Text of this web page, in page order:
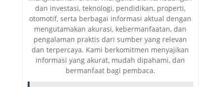
dan investasi, teknologi, pendidikan, properti,
otomotif, serta berbagai informasi aktual dengan
mengutamakan akurasi, kebermanfaatan, dan
pengalaman praktis dari sumber yang relevan
dan terpercaya. Kami berkomitmen menyajikan
informasi yang akurat, mudah dipahami, dan
bermanfaat bagi pembaca.